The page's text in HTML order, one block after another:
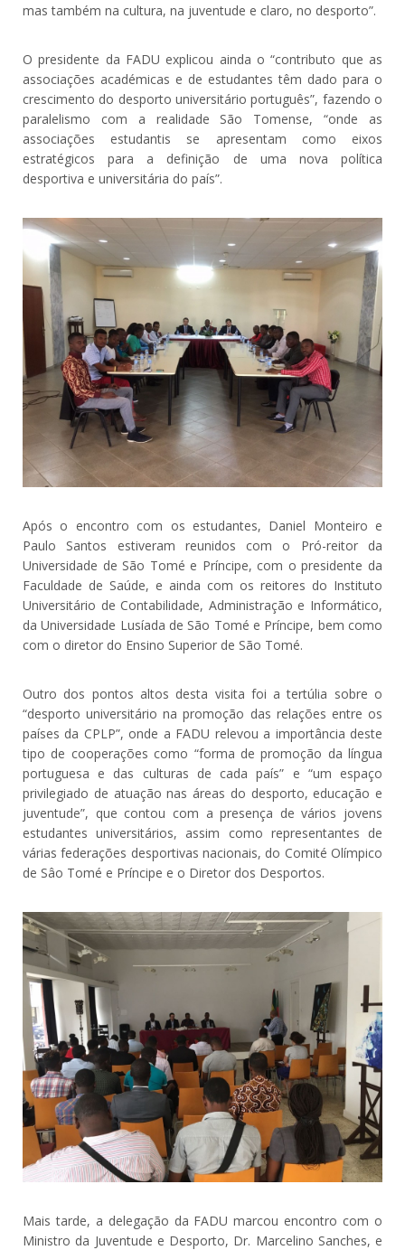
mas também na cultura, na juventude e claro, no desporto”.
O presidente da FADU explicou ainda o “contributo que as
associações académicas e de estudantes têm dado para o
crescimento do desporto universitário português”, fazendo o
paralelismo com a realidade São Tomense, “onde as
associações estudantis se apresentam como eixos
estratégicos para a definição de uma nova política
desportiva e universitária do país”.
Após o encontro com os estudantes, Daniel Monteiro e
Paulo Santos estiveram reunidos com o Pró-reitor da
Universidade de São Tomé e Príncipe, com o presidente da
Faculdade de Saúde, e ainda com os reitores do Instituto
Universitário de Contabilidade, Administração e Informático,
da Universidade Lusíada de São Tomé e Príncipe, bem como
com o diretor do Ensino Superior de São Tomé.
Outro dos pontos altos desta visita foi a tertúlia sobre o
“desporto universitário na promoção das relações entre os
países da CPLP”, onde a FADU relevou a importância deste
tipo de cooperações como “forma de promoção da língua
portuguesa e das culturas de cada país” e “um espaço
privilegiado de atuação nas áreas do desporto, educação e
juventude”, que contou com a presença de vários jovens
estudantes universitários, assim como representantes de
várias federações desportivas nacionais, do Comité Olímpico
de Sâo Tomé e Príncipe e o Diretor dos Desportos.
Mais tarde, a delegação da FADU marcou encontro com o
Ministro da Juventude e Desporto, Dr. Marcelino Sanches, e